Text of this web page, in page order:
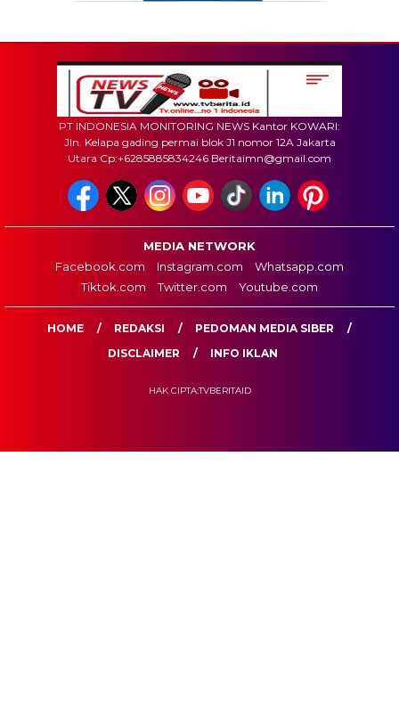
PT INDONESIA MONITORING NEWS Kantor KOWARI:
Jln. Kelapa gading permai blok J1 nomor 12A Jakarta
Utara Cp:+6285885834246 Beritaimn@gmail.com
MEDIA NETWORK
Facebook.com
Instagram.com
Whatsapp.com
Tiktok.com
Twitter.com Youtube.com
HOME REDAKSI
PEDOMAN MEDIA SIBER
DISCLAIMER
INFO IKLAN
HAK CIPTA:TVBERITAID